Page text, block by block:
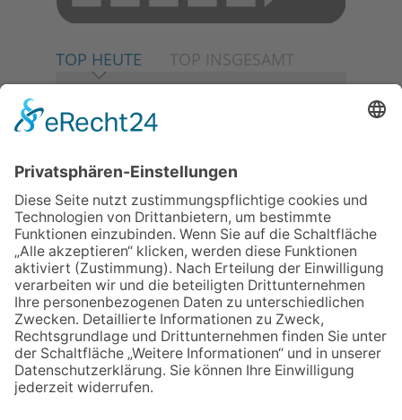
TOP HEUTE TOP INSGESAMT
06.08.2026
Baustellenführung führt auch in
die Zukunft der Stadt
Königstein
06.08.2026
Klinikforum zum Thema
Karpaltunnelsyndrom
06.08.2026
Gewinnspiel zum Start ins
Schuljahr
06.08.2026
„Rock auf der Burg“ lässt
Königstein beben